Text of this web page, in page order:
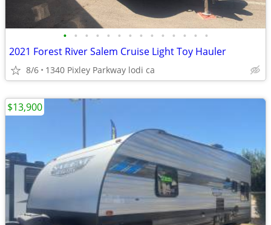
• • • • • • • • • • • • • •
2021 Forest River Salem Cruise Light Toy Hauler
8/6 1340 Pixley Parkway lodi ca
$13,900